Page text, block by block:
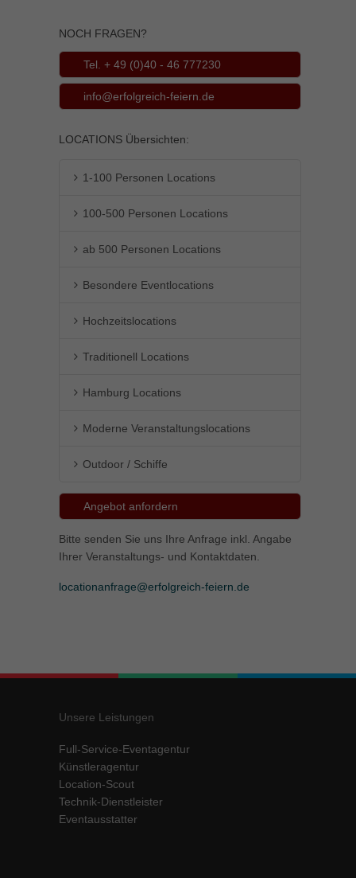
NOCH FRAGEN?
Tel. + 49 (0)40 - 46 777230
info@erfolgreich-feiern.de
LOCATIONS Übersichten:
1-100 Personen Locations
100-500 Personen Locations
ab 500 Personen Locations
Besondere Eventlocations
Hochzeitslocations
Traditionell Locations
Hamburg Locations
Moderne Veranstaltungslocations
Outdoor / Schiffe
Angebot anfordern
Bitte senden Sie uns Ihre Anfrage inkl. Angabe
Ihrer Veranstaltungs- und Kontaktdaten.
locationanfrage@erfolgreich-feiern.de
Unsere Leistungen
Full-Service-Eventagentur
Künstleragentur
Location-Scout
Technik-Dienstleister
Eventausstatter